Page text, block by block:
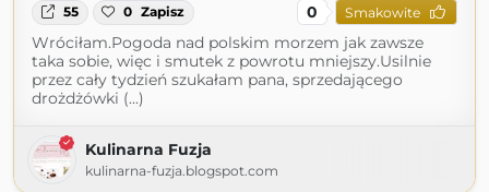
55 0 Zapisz 0 Smakowite
Wróciłam.Pogoda nad polskim morzem jak zawsze
taka sobie, więc i smutek z powrotu mniejszy.Usilnie
przez cały tydzień szukałam pana, sprzedającego
drożdżówki (...)
Kulinarna Fuzja
kulinarna-fuzja.blogspot.com